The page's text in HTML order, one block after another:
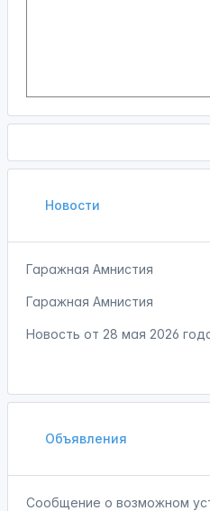
Новости
Гаражная Амнистия
Гаражная Амнистия
Новость от 28 мая 2026
Объявления
Сообщение о возможном